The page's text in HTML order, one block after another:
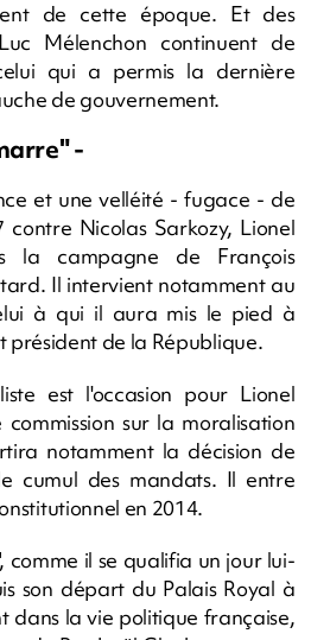
de cette époque. Et des
Mélenchon continuent de
qui a permis la dernière
de gouvernement.
-
et une velléité - fugace - de
contre Nicolas Sarkozy, Lionel
la campagne de François
Il intervient notamment au
à qui il aura mis le pied à
président de la République.
est l'occasion pour Lionel
sur la moralisation
notamment la décision de
cumul des mandats. Il entre
en 2014.
comme il se qualifia un jour lui-
son départ du Palais Royal à
dans la vie politique française,